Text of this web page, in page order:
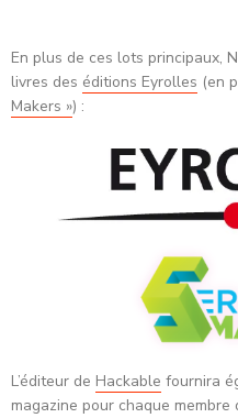
En plus de ces lots principaux,
livres des éditions Eyrolles (en
Makers ») :
L’éditeur de Hackable fournira
magazine pour chaque